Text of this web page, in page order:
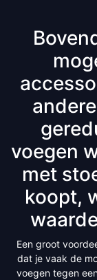
voegen
met
koopt,
Een groot
dat je vaak de
voegen tegen